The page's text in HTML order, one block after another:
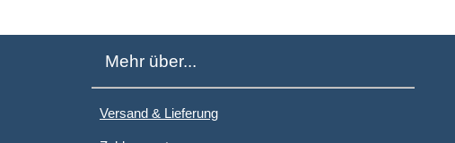
Mehr über...
Versand & Lieferung